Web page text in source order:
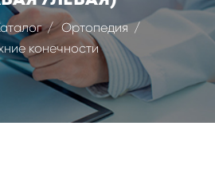
Ортопедия
конечности